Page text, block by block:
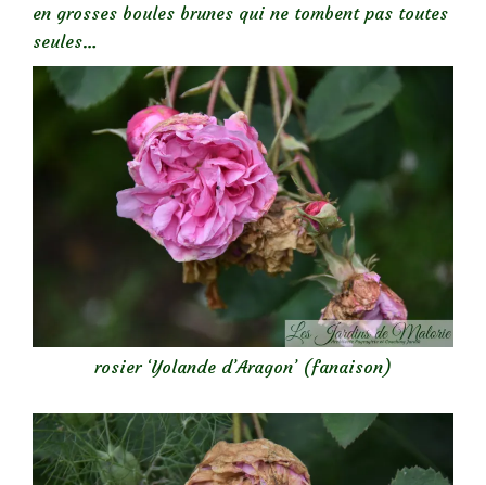
en grosses boules brunes qui ne tombent pas toutes
seules…
rosier ‘Yolande d’Aragon’ (fanaison)